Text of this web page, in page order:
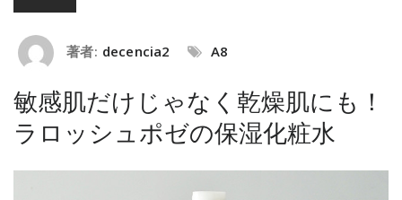
著者: decencia2 A8
敏感肌だけじゃなく乾燥肌にも！
ラロッシュポゼの保湿化粧水